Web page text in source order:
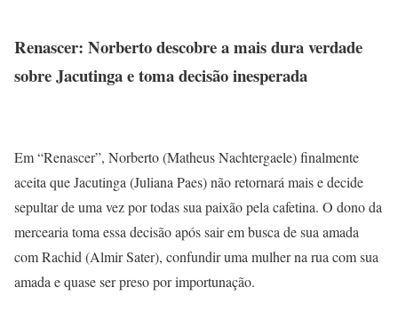
Renascer: Norberto descobre a mais dura verdade
sobre Jacutinga e toma decisão inesperada
Em “Renascer”, Norberto (Matheus Nachtergaele) finalmente
aceita que Jacutinga (Juliana Paes) não retornará mais e decide
sepultar de uma vez por todas sua paixão pela cafetina. O dono da
mercearia toma essa decisão após sair em busca de sua amada
com Rachid (Almir Sater), confundir uma mulher na rua com sua
amada e quase ser preso por importunação.